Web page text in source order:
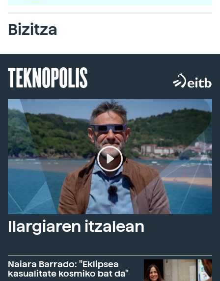
Bizitza
TEKNOPOLIS
Ilargiaren itzalean
Naiara Barrado: "Eklipsea
kasualitate kosmiko bat da"